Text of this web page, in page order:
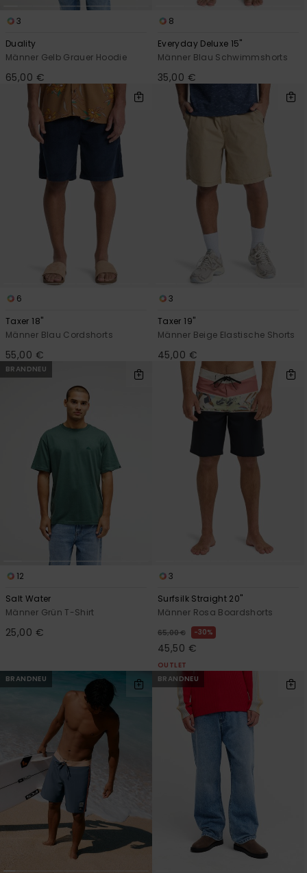
3
Duality
Männer Gelb Grauer Hoodie
65,00 €
8
Everyday Deluxe 15"
Männer Blau Schwimmshorts
35,00 €
6
Taxer 18"
Männer Blau Cordshorts
55,00 €
3
Taxer 19"
Männer Beige Elastische Shorts
45,00 €
BRANDNEU
12
Salt Water
Männer Grün T-Shirt
25,00 €
3
Surfsilk Straight 20"
Männer Rosa Boardshorts
65,00 € 30%
45,50 €
OUTLET
BRANDNEU
BRANDNEU